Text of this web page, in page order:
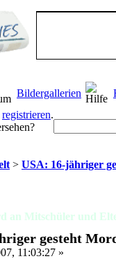
Bildergallerien
registrieren.
> USA: 16-jähriger
an Mitschüler und
gesteht
11:03:27 »